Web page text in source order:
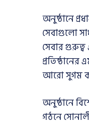
অনুষ্ঠানে
সেবাগুলো
সেবার
আরো সুগম
অনুষ্ঠানে
গঠনে